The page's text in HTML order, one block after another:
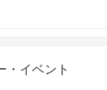
・イベント